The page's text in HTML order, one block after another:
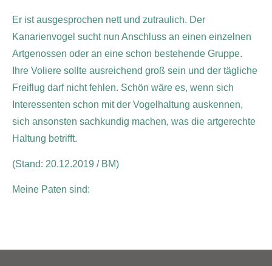
Er ist ausgesprochen nett und zutraulich. Der
Kanarienvogel sucht nun Anschluss an einen einzelnen
Artgenossen oder an eine schon bestehende Gruppe.
Ihre Voliere sollte ausreichend groß sein und der tägliche
Freiflug darf nicht fehlen. Schön wäre es, wenn sich
Interessenten schon mit der Vogelhaltung auskennen,
sich ansonsten sachkundig machen, was die artgerechte
Haltung betrifft.
(Stand: 20.12.2019 / BM)
Meine Paten sind: